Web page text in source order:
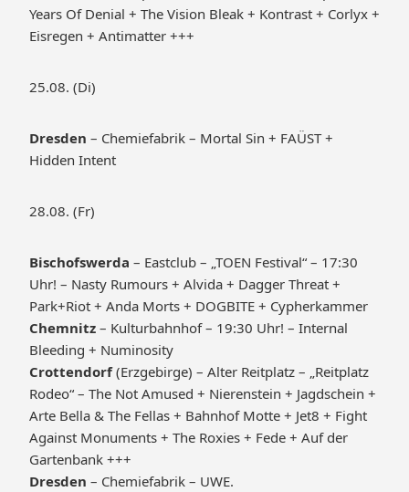
Years Of Denial + The Vision Bleak + Kontrast + Corlyx +
Eisregen + Antimatter +++
25.08. (Di)
Dresden – Chemiefabrik – Mortal Sin + FAÜST +
Hidden Intent
28.08. (Fr)
Bischofswerda – Eastclub – „TOEN Festival“ – 17:30
Uhr! – Nasty Rumours + Alvida + Dagger Threat +
Park+Riot + Anda Morts + DOGBITE + Cypherkammer
Chemnitz – Kulturbahnhof – 19:30 Uhr! – Internal
Bleeding + Numinosity
Crottendorf(Erzgebirge) – Alter Reitplatz – „Reitplatz
Rodeo“ – The Not Amused + Nierenstein + Jagdschein +
Arte Bella & The Fellas + Bahnhof Motte + Jet8 + Fight
Against Monuments + The Roxies + Fede + Auf der
Gartenbank +++
Dresden – Chemiefabrik – UWE.